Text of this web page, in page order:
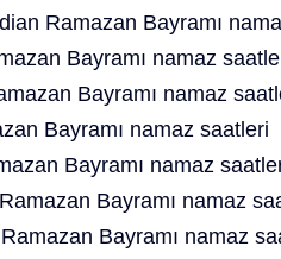
Ramazan Bayramı
Bayramı namaz
Bayramı namaz
Bayramı namaz saatleri
Bayramı namaz
Bayramı namaz
Bayramı namaz